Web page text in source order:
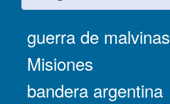
guerra de malvinas
Misiones
bandera argentina